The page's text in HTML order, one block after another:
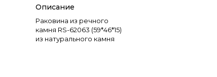
Описание
Раковина из речного
камня RS-62063 (59*46*15)
из натурального камня